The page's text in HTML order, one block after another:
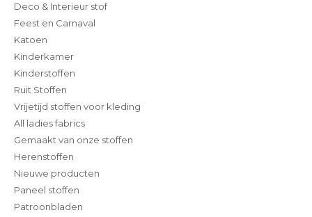
Deco & Interieur stof
Feest en Carnaval
Katoen
Kinderkamer
Kinderstoffen
Ruit Stoffen
Vrijetijd stoffen voor kleding
All ladies fabrics
Gemaakt van onze stoffen
Herenstoffen
Nieuwe producten
Paneel stoffen
Patroonbladen